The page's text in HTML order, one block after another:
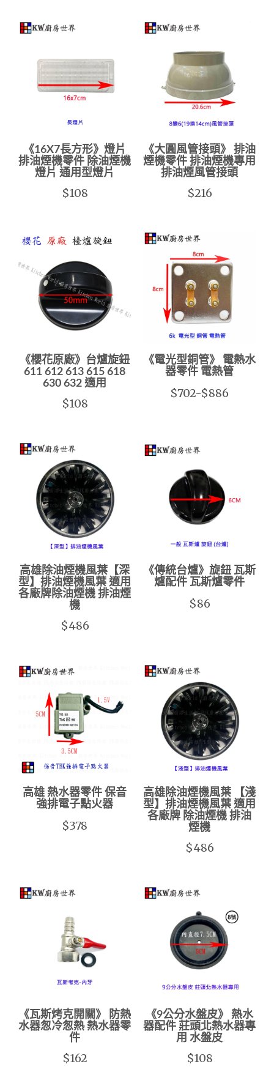
《16X7長方形》燈片
排油煙機零件 除油煙機
燈片 通用型燈片
$108
《大圓風管接頭》 排油
煙機零件 排油煙機專用
排油煙風管接頭
$216
《櫻花原廠》台爐旋鈕
611 612 613 615 618
630 632 適用
$108
《電光型銅管》 電熱水
器零件 電熱管
$702-$886
高雄除油煙機風葉【深
型】排油煙機風葉 適用
各廠牌除油煙機 排油煙
機
$486
《傳統台爐》旋鈕 瓦斯
爐配件 瓦斯爐零件
$86
高雄 熱水器零件 保音
強排電子點火器
$378
高雄除油煙機風葉 【淺
型】排油煙機風葉 適用
各廠牌 除油煙機 排油
煙機
$486
《瓦斯烤克開關》 防熱
水器怱冷怱熱 熱水器零
件
$162
《9公分水盤皮》 熱水
器配件 莊頭北熱水器專
用 水盤皮
$108